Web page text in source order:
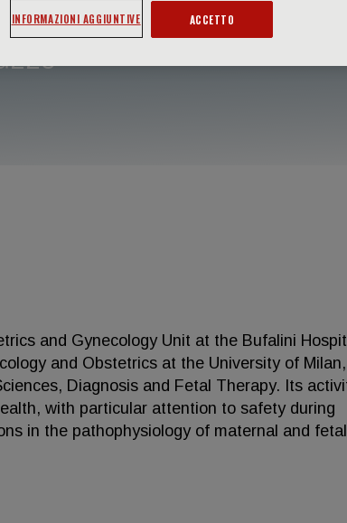
and Gynecology Unit at the Bufalini
and Obstetrics at the University of Milan,
Diagnosis and Fetal Therapy. Its
with particular attention to safety during
in the pathophysiology of maternal and fetal
INFORMAZIONI AGGIUNTIVE ACCETTO